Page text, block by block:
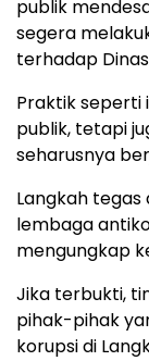
publik
segera
terhadap Dinas
Praktik seperti
publik, tetapi
seharusnya
Langkah
lembaga
mengungkap
Jika terbukti,
pihak-pihak
korupsi di